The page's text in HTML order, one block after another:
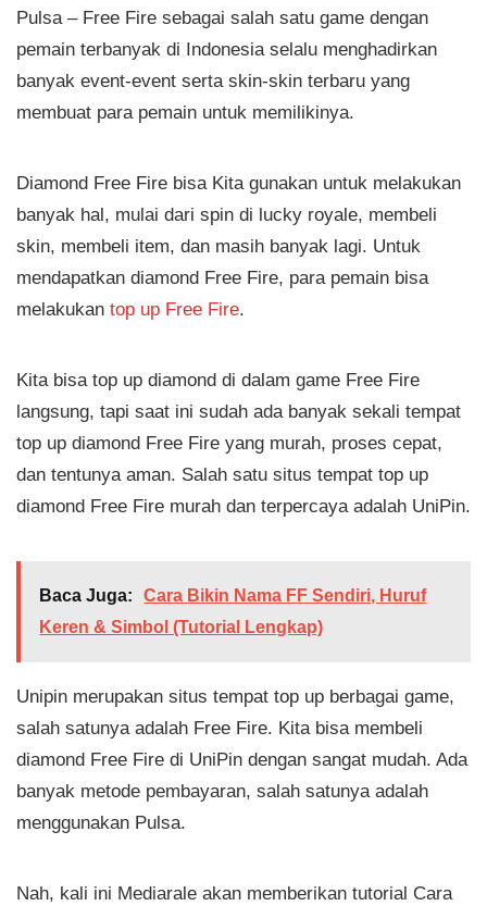
Pulsa – Free Fire sebagai salah satu game dengan
pemain terbanyak di Indonesia selalu menghadirkan
banyak event-event serta skin-skin terbaru yang
membuat para pemain untuk memilikinya.
Diamond Free Fire bisa Kita gunakan untuk melakukan
banyak hal, mulai dari spin di lucky royale, membeli
skin, membeli item, dan masih banyak lagi. Untuk
mendapatkan diamond Free Fire, para pemain bisa
melakukan top up Free Fire.
Kita bisa top up diamond di dalam game Free Fire
langsung, tapi saat ini sudah ada banyak sekali tempat
top up diamond Free Fire yang murah, proses cepat,
dan tentunya aman. Salah satu situs tempat top up
diamond Free Fire murah dan terpercaya adalah UniPin.
Baca Juga:
Cara Bikin Nama FF Sendiri, Huruf
Keren & Simbol (Tutorial Lengkap)
Unipin merupakan situs tempat top up berbagai game,
salah satunya adalah Free Fire. Kita bisa membeli
diamond Free Fire di UniPin dengan sangat mudah. Ada
banyak metode pembayaran, salah satunya adalah
menggunakan Pulsa.
Nah, kali ini Mediarale akan memberikan tutorial Cara